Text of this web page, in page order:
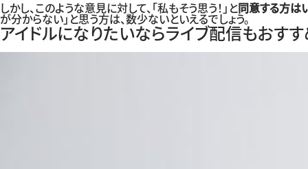
しかし、このような意見に対して、「私もそう思う！」と同意する方は
が分からない」と思う方は、数少ないといえるでしょう。
アイドルになりたいならライブ配信もおす